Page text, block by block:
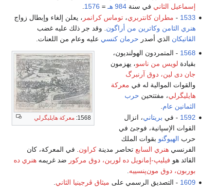
إسماعيل الثاني في سنة984 هـ =
1576
1533
- مطران كانتربري،توماس كرانمر ، يعلن إلغاء وإبطال زواج
هنري الثامن وكاترين من أراگون . وقد جر ذلك عليه غضب
الڤاتيكان الذي أصدر حرمان كنسي عليه وعام من اللعنات.
1568: معركة هايليگرلي
1568 - المتمردون الهولنديون،
بقيادة لويس من ناسو، يهزمون
جان دى لين، دوق آرنبرگ
والقوات الموالية له في معركة
هايليگرلي، مفتتحين حرب
الثمانين عام
1592 - في بريتاني، انزال
القوات الإسپانية، فوجئ في
حرب الهيوگنو بقوات الملك
الفرنسيهنري السابع تحاصر مدينةكراون. في المعركة، كان
القائد هو فيليپ-إمانويل ده لورين، دوق مركور ضد غريمههنري ده
بوربون، دوق مون‌پنسييه.
1609 - التصديق الرسمي على ميثاق ڤرجينيا الثاني